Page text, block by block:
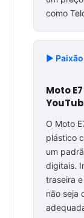
como
▶️
Moto
O Moto
plástico
um
digitais.
traseira
não seja